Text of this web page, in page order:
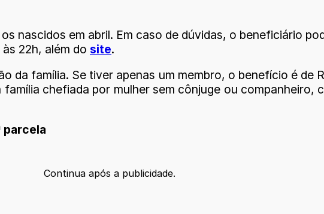
nascidos em abril. Em caso de dúvidas, o beneficiário
22h, além do site.
da família. Se tiver apenas um membro, o benefício é de
chefiada por mulher sem cônjuge ou companheiro,
parcela
Continua após a publicidade.